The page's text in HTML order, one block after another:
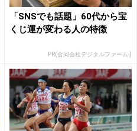
「SNSでも話題」60代から宝
くじ運が変わる人の特徴
PR(合同会社デジタルファーム )